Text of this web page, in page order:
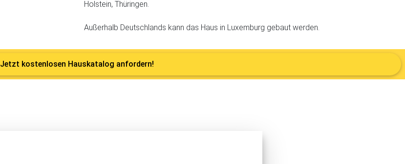
Holstein, Thüringen.
Außerhalb Deutschlands kann das Haus in Luxemburg gebaut werden.
Jetzt kostenlosen Hauskatalog anfordern!